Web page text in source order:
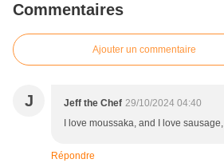
Commentaires
Ajouter un commentaire
J Jeff the Chef 29/10/2024 04:40
I love moussaka, and I love
Répondre